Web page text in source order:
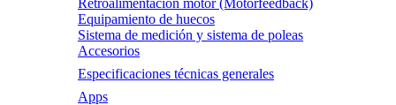
Retroalimentación motor (Motorfeedback)
Equipamiento de huecos
Sistema de medición y sistema de poleas
Accesorios
Especificaciones técnicas generales
Apps